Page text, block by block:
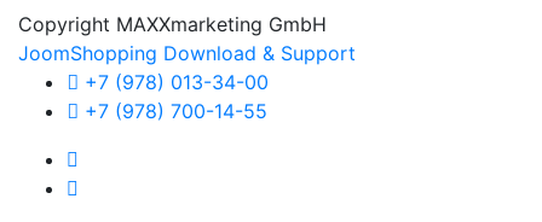
Copyright MAXXmarketing GmbH
JoomShopping Download & Support
+7 (978) 013-34-00
+7 (978) 700-14-55